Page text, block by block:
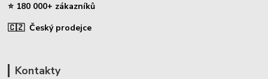
⭐ 180 000+ zákazníků
🇨🇿 Český prodejce
Kontakty